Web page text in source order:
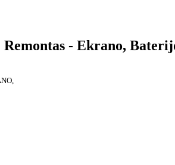
Remontas - Ekrano,